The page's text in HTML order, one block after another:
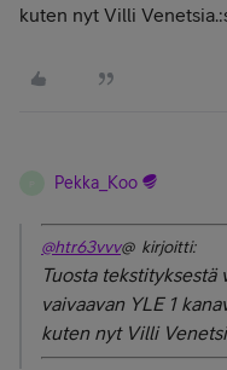
kuten nyt Villi
Pekka_Koo
@htr63vvv@ kirjoitti:
Tuosta
vaivaavan YLE 1
kuten nyt Villi